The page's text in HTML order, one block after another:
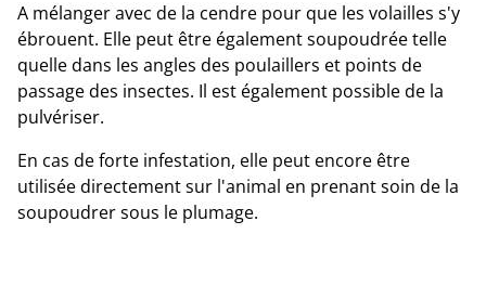
A mélanger avec de la cendre pour que les volailles s'y
ébrouent. Elle peut être également soupoudrée telle
quelle dans les angles des poulaillers et points de
passage des insectes. Il est également possible de la
pulvériser.
En cas de forte infestation, elle peut encore être
utilisée directement sur l'animal en prenant soin de la
soupoudrer sous le plumage.